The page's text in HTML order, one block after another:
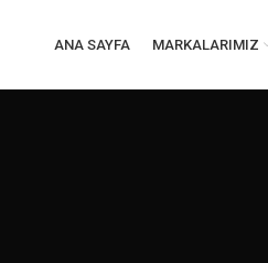
ANA SAYFA MARKALARIMIZ